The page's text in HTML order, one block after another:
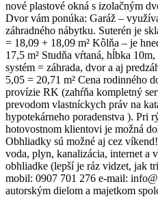
nové plastové okná s izolačným
Dvor vám ponúka: Garáž –
záhradného nábytku. Suterén je
= 18,09 + 18,09 m² Kôlňa – je
17,5 m² Studňa vŕtaná, hĺbka
systém = záhrada, dvor a aj
5,05 = 20,71 m² Cena rodinného
provízie RK (zahŕňa kompletný
prevodom vlastníckych práv na
hypotekárneho poradenstva ). Pri
hotovostnom klientovi je možná
Obhliadky sú možné aj cez
voda, plyn, kanalizácia, internet a
obhliadke (lepší je ráz vidzet, jak
mobil: 0907 701 276 e-mail:
autorským dielom a majetkom